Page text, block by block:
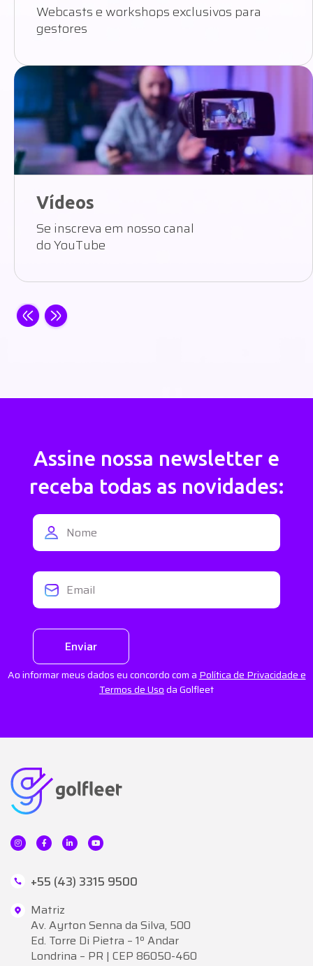
Webcasts e workshops exclusivos para
gestores
Vídeos
Se inscreva em nosso canal
do YouTube
Assine nossa newsletter e
receba todas as novidades:
Enviar
Ao informar meus dados eu concordo com aPolítica de Privacidade e
Termos de Usoda Golfleet
+55 (43) 3315 9500
Matriz
Av. Ayrton Senna da Silva, 500
Ed. Torre Di Pietra – 1º Andar
Londrina – PR | CEP 86050-460